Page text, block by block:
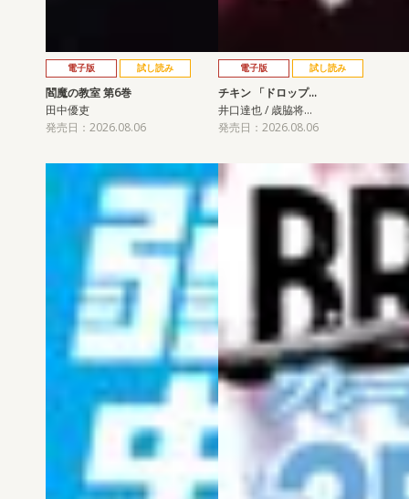
電子版 試し読み
閻魔の教室 第6巻
田中優吏
発売日：2026.08.06
電子版 試し読み
チキン 「ドロップ…
井口達也 / 歳脇将…
発売日：2026.08.06